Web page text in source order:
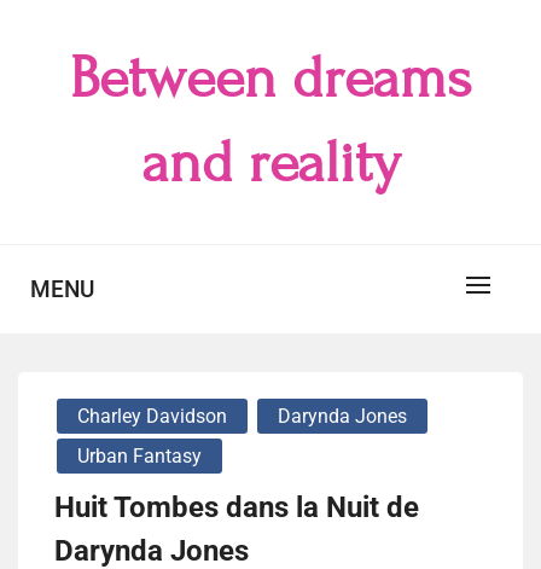
Between dreams
and reality
MENU
Charley Davidson
Darynda Jones
Urban Fantasy
Huit Tombes dans la Nuit de
Darynda Jones